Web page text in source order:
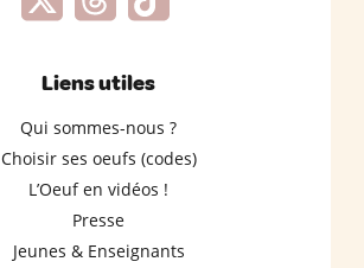
Liens utiles
Qui sommes-nous ?
Choisir ses oeufs (codes)
L’Oeuf en vidéos !
Presse
Jeunes & Enseignants